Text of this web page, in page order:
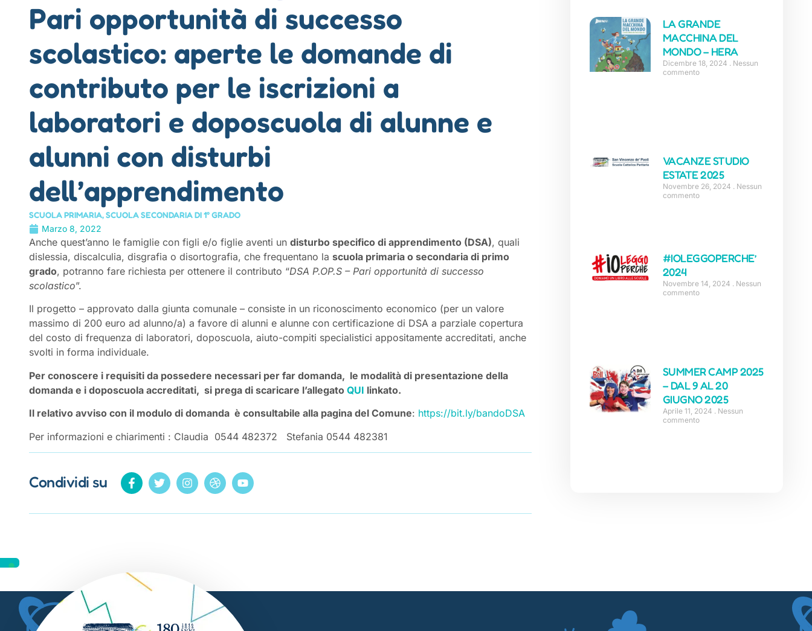
Pari opportunità di successo
scolastico: aperte le domande di
contributo per le iscrizioni a
laboratori e doposcuola di alunne e
alunni con disturbi
dell’apprendimento
SCUOLA PRIMARIA,SCUOLA SECONDARIA DI 1° GRADO
Marzo 8, 2022
Anche quest’anno le famiglie con figli e/o figlie aventi un disturbo specifico di apprendimento (DSA), quali
dislessia, discalculia, disgrafia o disortografia, che frequentano la scuola primaria o secondaria di primo
grado, potranno fare richiesta per ottenere il contributo “DSA P.OP.S – Pari opportunità di successo
scolastico”.
Il progetto – approvato dalla giunta comunale – consiste in un riconoscimento economico (per un valore
massimo di 200 euro ad alunno/a) a favore di alunni e alunne con certificazione di DSA a parziale copertura
del costo di frequenza di laboratori, doposcuola, aiuto-compiti specialistici appositamente accreditati, anche
svolti in forma individuale.
Per conoscere i requisiti da possedere necessari per far domanda, le modalità di presentazione della
domanda e i doposcuola accreditati, si prega di scaricare l’allegato QUI linkato.
Il relativo avviso con il modulo di domanda è consultabile alla pagina del Comune: https://bit.ly/bandoDSA
Per informazioni e chiarimenti : Claudia 0544 482372 Stefania 0544 482381
Condividi su
LA GRANDE
MACCHINA DEL
MONDO – HERA
Dicembre 18, 2024 Nessun
commento
VACANZE STUDIO
ESTATE 2025
Novembre 26, 2024 Nessun
commento
#IOLEGGOPERCHE’
2024
Novembre 14, 2024 Nessun
commento
SUMMER CAMP 2025
– DAL 9 AL 20
GIUGNO 2025
Aprile 11, 2024 Nessun
commento